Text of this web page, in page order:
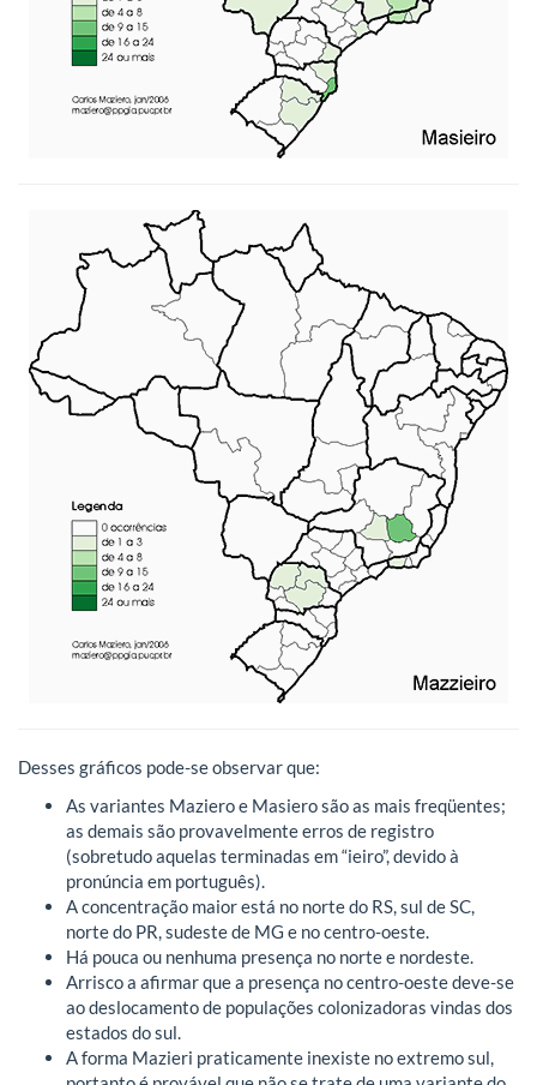
Desses gráficos pode-se observar que:
As variantes Maziero e Masiero são as mais freqüentes;
as demais são provavelmente erros de registro
(sobretudo aquelas terminadas em “ieiro”, devido à
pronúncia em português).
A concentração maior está no norte do RS, sul de SC,
norte do PR, sudeste de MG e no centro-oeste.
Há pouca ou nenhuma presença no norte e nordeste.
Arrisco a afirmar que a presença no centro-oeste deve-se
ao deslocamento de populações colonizadoras vindas dos
estados do sul.
A forma Mazieri praticamente inexiste no extremo sul,